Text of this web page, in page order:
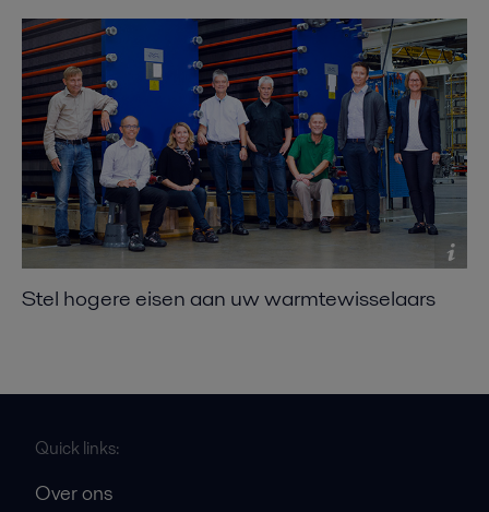
Stel hogere eisen aan uw warmtewisselaars
Quick links:
Over ons